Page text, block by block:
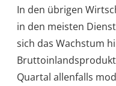
In den übrigen
in den meisten
sich das Wachstum
Quartal allenfalls